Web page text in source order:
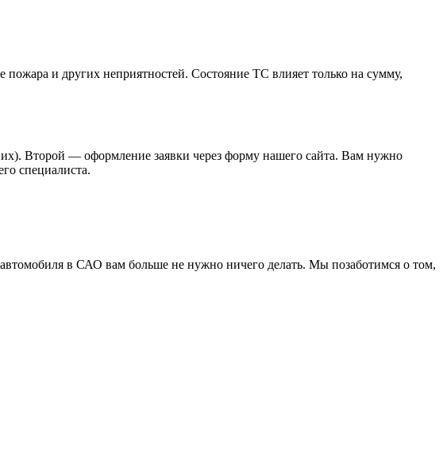
и других неприятностей. Состояние ТС влияет только на сумму,
Второй — оформление заявки через форму нашего сайта. Вам нужно
специалиста.
в САО вам больше не нужно ничего делать. Мы позаботимся о том,